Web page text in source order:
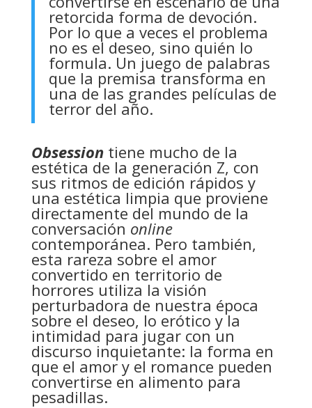
retorcida forma de devoción.
Por lo que a veces el problema
no es el deseo, sino quién lo
formula. Un juego de palabras
que la premisa transforma en
una de las grandes películas de
terror del año.
Obsessiontiene mucho de la
estética de la generación Z, con
sus ritmos de edición rápidos y
una estética limpia que proviene
directamente del mundo de la
conversación online
contemporánea. Pero también,
esta rareza sobre el amor
convertido en territorio de
horrores utiliza la visión
perturbadora de nuestra época
sobre el deseo, lo erótico y la
intimidad para jugar con un
discurso inquietante: la forma en
que el amor y el romance pueden
convertirse en alimento para
pesadillas.